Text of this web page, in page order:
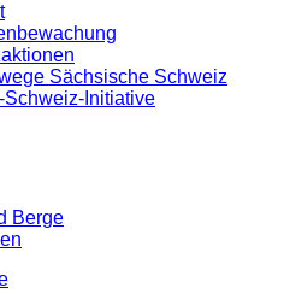
Sächsische Schweiz
Schweiz-Initiative
Berge